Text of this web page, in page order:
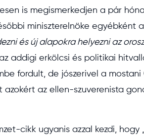
is megismerkedjen a pár
miniszterelnöke egyébként
és új alapokra helyezni az
addigi erkölcsi és politikai
fordult, de jószerivel a
az ellen-szuverenista
cikk ugyanis azzal kezdi, hogy